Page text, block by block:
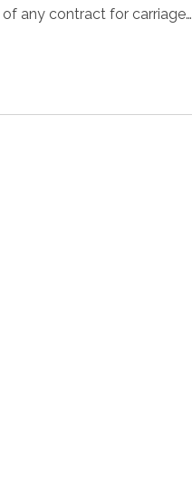
any contract for carriage…